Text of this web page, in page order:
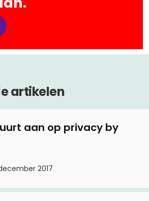
artikelen
aan op privacy by
2017